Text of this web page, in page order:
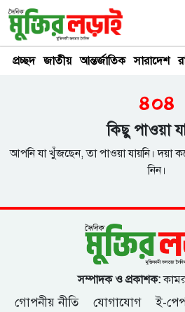
প্রচ্ছদ জাতীয় আন্তর্জাতিক সারাদেশ
৪০৪
কিছু পাওয়া
আপনি যা খুঁজছেন, তা পাওয়া যায়নি। দয়া
নিন।
সম্পাদক ও প্রকাশক:
গোপনীয় নীতি যোগাযোগ ই-